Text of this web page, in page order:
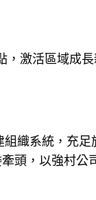
，激活區域成
織系統，充
頭，以強村公